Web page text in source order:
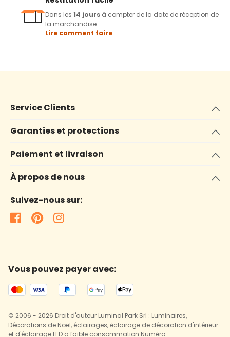
Dans les 14 jours à compter de la date de réception de
la marchandise.
Lire comment faire
Service Clients
Garanties et protections
Paiement et livraison
À propos de nous
Suivez-nous sur:
Vous pouvez payer avec:
© 2006 - 2026 Droit d'auteur Luminal Park Srl : Luminaires,
Décorations de Noël, éclairages, éclairage de décoration d'intérieur
et d'éclairage LED a faible consommation Numéro